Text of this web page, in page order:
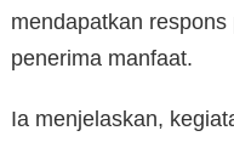
mendapatkan
penerima manfaat.
Ia menjelaskan,